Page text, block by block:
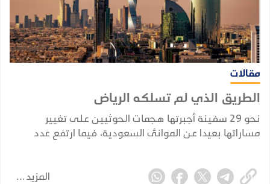
مقالات
الطريق الذي لم تسلكه الرياض
نحو 29 سفينة أجبرتها هجمات الحوثيين على تغيير
مساراتها بعيدا عن الموانئ السعودية، فيما ارتفع عدد
المزيد